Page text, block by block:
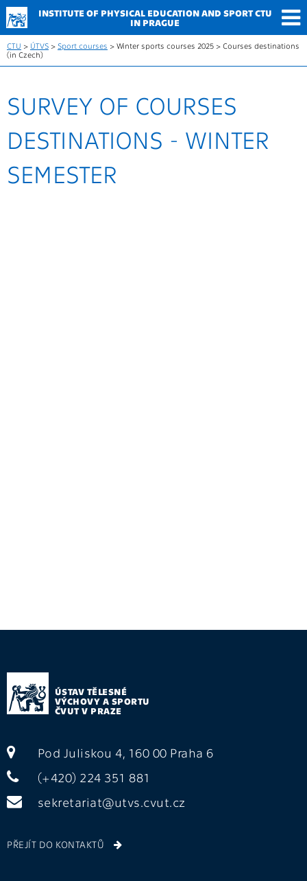
INSTITUTE OF PHYSICALEDUCATION AND SPORTCTU
IN PRAGUE
CTU > ÚTVS > Sport courses > Winter sports courses 2025 > Courses destinations
(in Czech)
SURVEY OF COURSES
DESTINATIONS - WINTER
SEMESTER
ÚSTAV TĚLESNÉ
VÝCHOVY A SPORTU
ČVUT V PRAZE
Pod Juliskou 4, 160 00 Praha 6
(+420) 224 351 881
sekretariat@utvs.cvut.cz
PŘEJÍT DO KONTAKTŮ